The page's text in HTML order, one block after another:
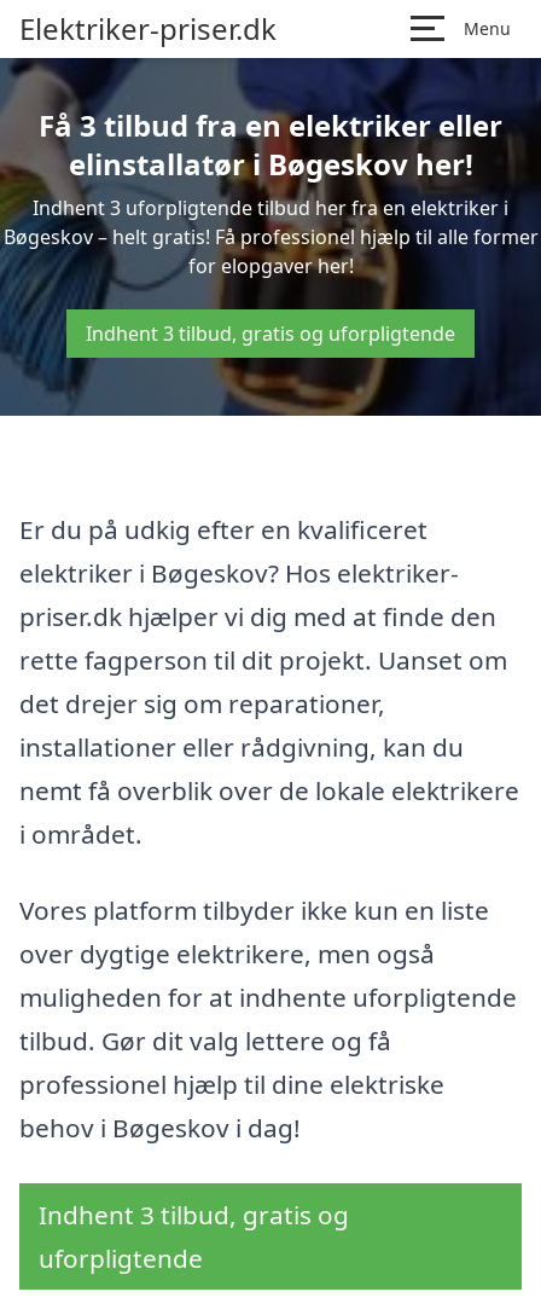
Elektriker-priser.dk Menu
Få 3 tilbud fra en elektriker eller
elinstallatør i Bøgeskov her!
Indhent 3 uforpligtende tilbud her fra en elektriker i
Bøgeskov – helt gratis! Få professionel hjælp til alle former
for elopgaver her!
Indhent 3 tilbud, gratis og uforpligtende
Er du på udkig efter en kvalificeret
elektriker i Bøgeskov? Hos elektriker-
priser.dk hjælper vi dig med at finde den
rette fagperson til dit projekt. Uanset om
det drejer sig om reparationer,
installationer eller rådgivning, kan du
nemt få overblik over de lokale elektrikere
i området.
Vores platform tilbyder ikke kun en liste
over dygtige elektrikere, men også
muligheden for at indhente uforpligtende
tilbud. Gør dit valg lettere og få
professionel hjælp til dine elektriske
behov i Bøgeskov i dag!
Indhent 3 tilbud, gratis og
uforpligtende